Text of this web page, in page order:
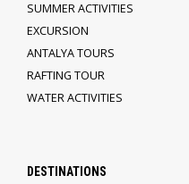
SUMMER ACTIVITIES
EXCURSION
ANTALYA TOURS
RAFTING TOUR
WATER ACTIVITIES
DESTINATIONS